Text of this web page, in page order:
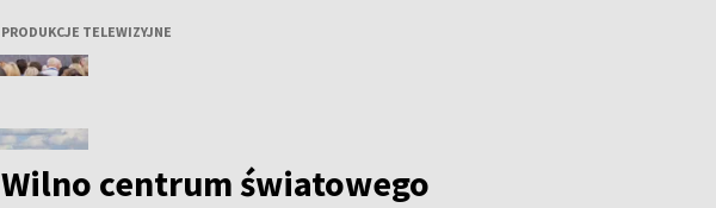
PRODUKCJE TELEWIZYJNE
Wilno centrum światowego